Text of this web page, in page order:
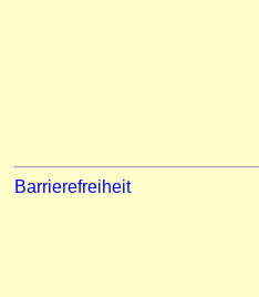
Barrierefreiheit